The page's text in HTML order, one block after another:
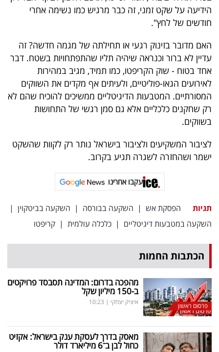
דרושים
ניוזלטרים
מייל
אדום
פרסמו
באייס
הידיעה על שקט זמני, זה כבר מרגיש כמו נשימה אחרי
חודשים של לחץ".
האם מדובר בזינוק רגעי או תחילתה של מגמה חדשה? זה
עדיין לא ברור וכנראה שיהיה תליו שהתפתחויות בשטח. דבר
אחד בטוח - שוק הקריפטו, כמו תמיד, מגיב במהירות
לאירועים הגאו-פוליטיים, ולעיתים אף מקדים את השווקים
המסורתיים. המטבעות הדיגיטליים ממשיכים להוכיח שהם לא
רק שחקנים כלכליים אלא גם סמן רגשי של התחושות
בשווקים.
לציבור המשקיעים ולציבור בישראל נותר רק לקוות שהשקט
ישמר ושהחזרה לשגרה תגיע בקרוב.
עקבו אחרינו
תגיות הפסקת אש | השקעה בבורסה | השקעה בביטקוין |
השקעה במטבעות דיגיטליים | כלכלה עולמית | קריפטו
הכתבות החמות
פרסום ראשון
מהפכה בדרום: המדינה תסבסד פרויקטים
ב-150 מיליון שקל
איציק יצחקי |
10:23
מאסק בדרך לעסקת ענק בישראל: אקזיט
כחול לבן ב־6 מיליארד דולר